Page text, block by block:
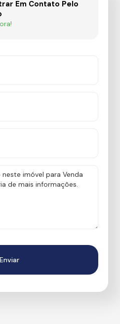
Em Contato Pelo